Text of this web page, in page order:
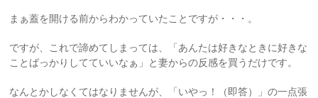
まぁ蓋を開ける前からわかっていたことですが・・・。
ですが、これで諦めてしまっては、「あんたは好きなときに好きな
ことばっかりしてていいなぁ」と妻からの反感を買うだけです。
なんとかしなくてはなりませんが、「いやっ！（即答）」の一点張